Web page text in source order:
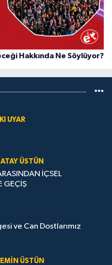
Hakkında Ne Söylüyor?
UYAR
ÜSTÜN
İÇSEL
GEÇİŞ
ve Can Dostlarımız
ÜSTÜN